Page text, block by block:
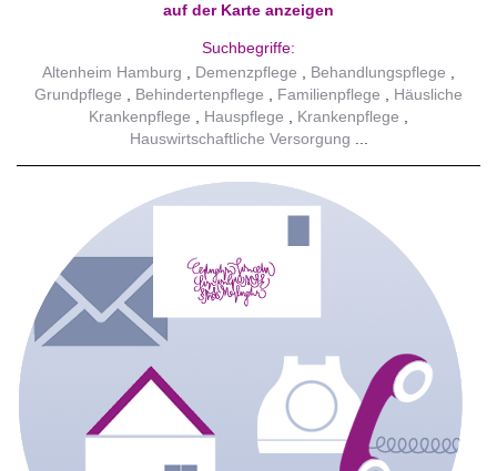
auf der Karte anzeigen
Suchbegriffe:
Altenheim Hamburg
Demenzpflege
Behandlungspflege
Grundpflege
Behindertenpflege Familienpflege
Häusliche
Krankenpflege
Hauspflege
Krankenpflege
Hauswirtschaftliche Versorgung